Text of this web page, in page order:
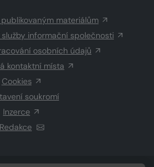
materiálům
informační společnosti
osobních údajů
kontaktní místa
Cookies
soukromí
Inzerce
Redakce